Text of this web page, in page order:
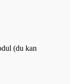
(du kan